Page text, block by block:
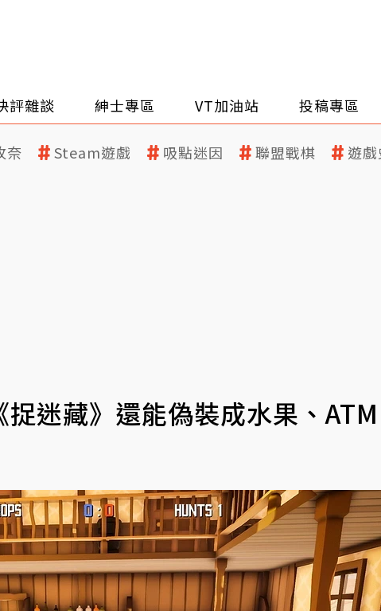
評雜談 紳士專區 VT加油站 投稿專區
奈 Steam遊戲 吸點迷因 聯盟戰棋 遊
迷藏》還能偽裝成水果、ATM